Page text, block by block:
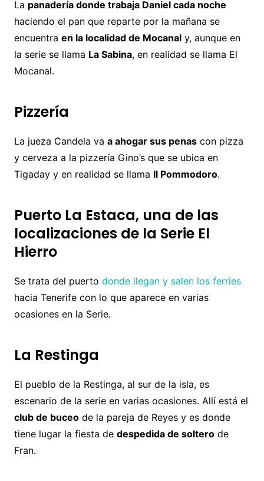
La panadería donde trabaja Daniel cada noche
haciendo el pan que reparte por la mañana se
encuentra en la localidad de Mocanaly, aunque en
la serie se llama La Sabina, en realidad se llama El
Mocanal.
Pizzería
La jueza Candela va a ahogar sus penascon pizza
y cerveza a la pizzería Gino’s que se ubica en
Tigaday y en realidad se llama Il Pommodoro.
Puerto La Estaca, una de las
localizaciones de la Serie El
Hierro
Se trata del puerto donde llegan y salen los ferries
hacia Tenerife con lo que aparece en varias
ocasiones en la Serie.
La Restinga
El pueblo de la Restinga, al sur de la isla, es
escenario de la serie en varias ocasiones. Allí está el
club de buceode la pareja de Reyes y es donde
tiene lugar la fiesta de despedida de solterode
Fran.